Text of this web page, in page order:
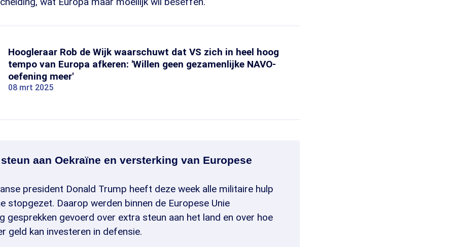
Hoogleraar Rob de Wijk waarschuwt dat VS zich in heel hoog
tempo van Europa afkeren: 'Willen geen gezamenlijke NAVO-
oefening meer'
08 mrt 2025
aan Oekraïne en versterking van Europese
president Donald Trump heeft deze week alle militaire hulp
stopgezet. Daarop werden binnen de Europese Unie
gesprekken gevoerd over extra steun aan het land en over hoe
geld kan investeren in defensie.